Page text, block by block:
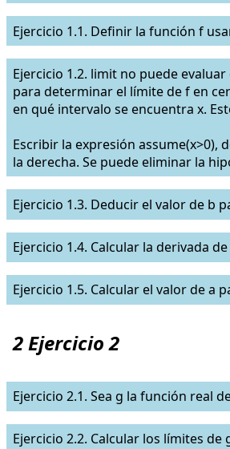
Ejercicio 1.1. Definir la función f
Ejercicio 1.2. limit no puede
para determinar el límite de f en
en qué intervalo se encuentra x.
Escribir la expresión assume(x>0),
la derecha. Se puede eliminar la
Ejercicio 1.3. Deducir el valor de b
Ejercicio 1.4. Calcular la derivada
Ejercicio 1.5. Calcular el valor de a
2 Ejercicio 2
Ejercicio 2.1. Sea g la función real
Ejercicio 2.2. Calcular los límites